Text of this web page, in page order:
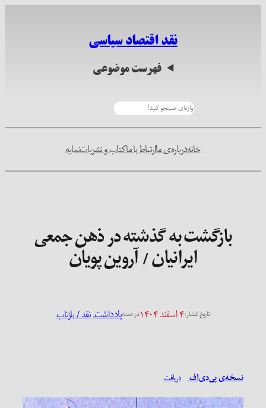
نقد اقتصاد سیاسی
فهرست موضوعی
خانهدرباره‌ی ماارتباط با ماکتاب و نشریاتنمایه
بازگشت به گذشته در ذهن جمعی
ایرانیان / آروین پویان
تاریخ انتشار:۴ اسفند ۱۴۰۴ در دستهیادداشت, نقد / بازتاب
نسخه‌ی پی‌دی‌اف دریافت